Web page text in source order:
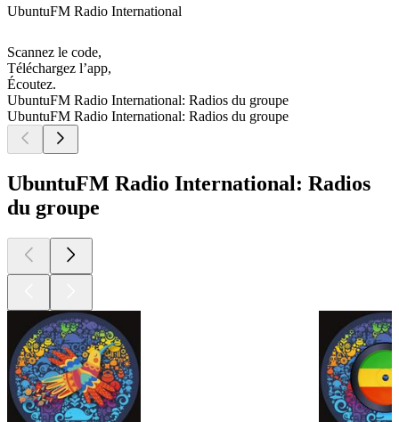
UbuntuFM Radio International
Scannez le code,
Téléchargez l’app,
Écoutez.
UbuntuFM Radio International: Radios du groupe
UbuntuFM Radio International: Radios du groupe
UbuntuFM Radio International: Radios
du groupe